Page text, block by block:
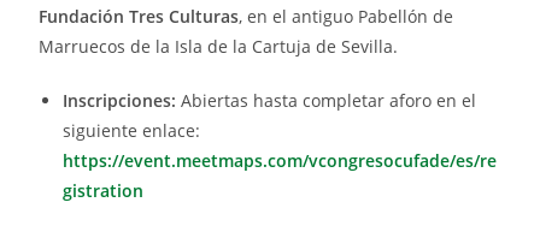
Fundación Tres Culturas, en el antiguo Pabellón de
Marruecos de la Isla de la Cartuja de Sevilla.
Inscripciones: Abiertas hasta completar aforo en el
siguiente enlace:
https://event.meetmaps.com/vcongresocufade/es/re
gistration